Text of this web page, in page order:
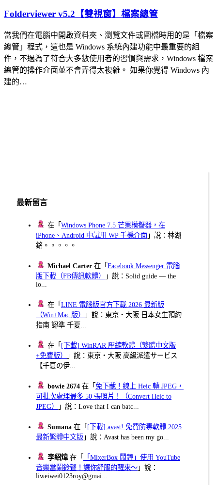
Folderviewer v5.2【雙視窗】檔案總管
當我們在電腦中開啟資料夾、瀏覽文件或圖檔時用的是「檔案
總管」程式，這也是 Windows 系統內建功能中最重要的組
件，不過為了符合大多數使用者的習慣與需求，Windows 檔案
總管的操作介面並不會弄得太複雜。 如果你覺得 Windows 內
建的…
最新留言
在「Windows Phone 7.5 芒果模擬器，在
iPhone、Android 中試用 WP 手機介面 」說：林湖
銘。。。。。
Michael Carter 在「Facebook Messenger 電腦
版下載（FB傳訊軟體）
」說：Solid guide — the
lo...
在「LINE 電腦版官方下載 2026 最新版
（Win+Mac 版）
」說：東京・大阪 日本女生預約
指南 認準 千夏...
在「 [下載] WinRAR 壓縮軟體（繁體中文版
+免費版）
」說：東京・大阪 高級派遣サービス
【千夏の伊...
bowie 2674 在「免下載！線上 Heic 轉 JPEG，
可批次處理最多 50 張照片！（Convert Heic to
JPEG）
」說：Love that I can batc...
Sumana 在「 [下載] avast! 免費防毒軟體 2025
最新繁體中文版 」說：Avast has been my go...
李紹煒在「
「MixerBox 鬧鐘」使用 YouTube
音樂當鬧鈴聲！讓你舒服的醒來～ 」說：
liweiwei0123roy@gmai...